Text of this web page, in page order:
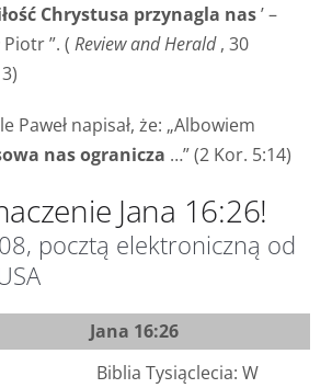
Chrystusa przynagla nas’ –
Piotr”. ( Review and Herald, 30
Paweł napisał, że: „Albowiem
nas ogranicza …” (2 Kor. 5:14)
Jana 16:26!
pocztą elektroniczną od
Jana 16:26
Biblia Tysiąclecia: W